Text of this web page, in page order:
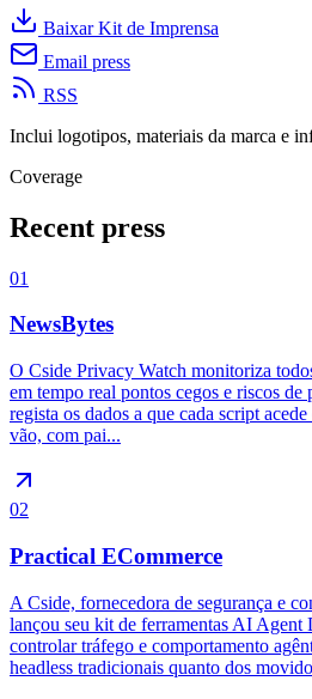
Baixar Kit de Imprensa
Email press
RSS
Inclui logotipos, materiais da marca e
Coverage
Recent press
01
NewsBytes
O Cside Privacy Watch monitoriza
em tempo real pontos cegos e riscos
regista os dados a que cada script
vão, com pai...
02
Practical ECommerce
A Cside, fornecedora de segurança e
lançou seu kit de ferramentas AI Agent
controlar tráfego e comportamento
headless tradicionais quanto dos